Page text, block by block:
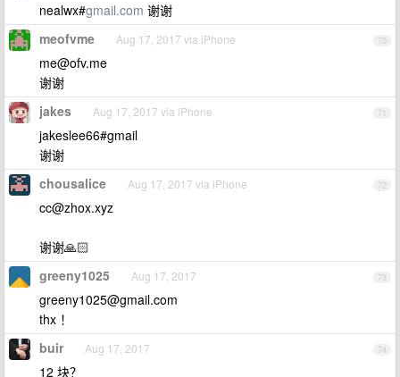
nealwx#gmail.com 谢谢
70
meofvme Aug 17, 2017 via iPhone
me@ofv.me
谢谢
71
jakes Aug 17, 2017 via iPhone
jakeslee66#gmail
谢谢
72
chousalice Aug 17, 2017 via iPhone
cc@zhox.xyz
谢谢🙏🏻
73
greeny1025 Aug 17, 2017
greeny1025@gmail.com
thx ！
74
buir Aug 17, 2017
12 块？